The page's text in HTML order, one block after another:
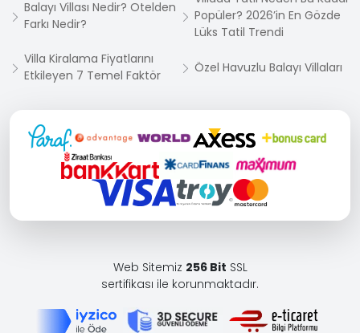
Balayı Villası Nedir? Otelden
Farkı Nedir?
Popüler? 2026’in En Gözde
Lüks Tatil Trendi
Villa Kiralama Fiyatlarını
Etkileyen 7 Temel Faktör
Özel Havuzlu Balayı Villaları
Web Sitemiz 256 Bit SSL
sertifikası ile korunmaktadır.